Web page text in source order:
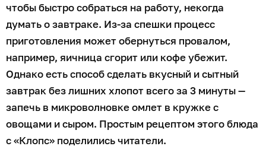
чтобы быстро собраться на работу, некогда
думать о завтраке. Из-за спешки процесс
приготовления может обернуться провалом,
например, яичница сгорит или кофе убежит.
Однако есть способ сделать вкусный и сытный
завтрак без лишних хлопот всего за 3 минуты —
запечь в микроволновке омлет в кружке с
овощами и сыром. Простым рецептом этого блюда
с «Клопс» поделились читатели.